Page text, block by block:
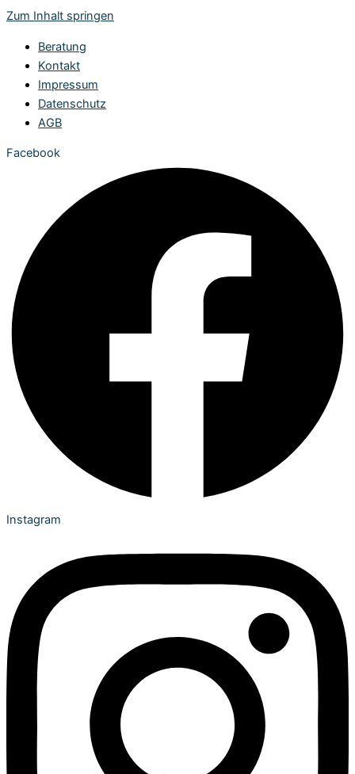
Zum Inhalt springen
Beratung
Kontakt
Impressum
Datenschutz
AGB
Facebook
Instagram